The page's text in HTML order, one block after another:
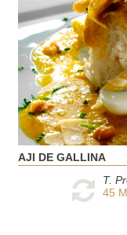
AJI DE GALLINA
T.
45